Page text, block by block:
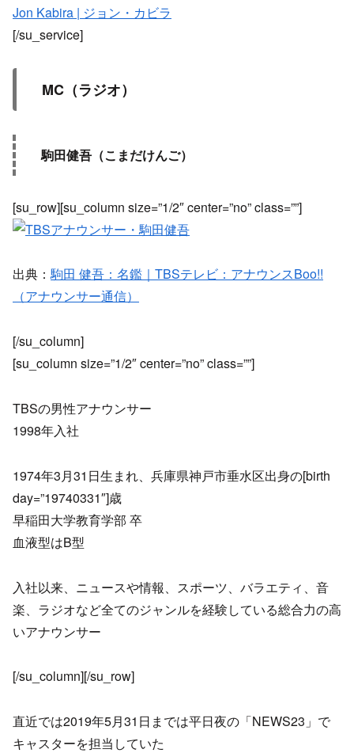
Jon Kabira | ジョン・カビラ
[/su_service]
MC（ラジオ）
駒田健吾（こまだけんご）
[su_row][su_column size=”1/2″ center=”no” class=””]
出典：駒田 健吾：名鑑｜TBSテレビ：アナウンスBoo!!
（アナウンサー通信）
[/su_column]
[su_column size=”1/2″ center=”no” class=””]
TBSの男性アナウンサー
1998年入社
1974年3月31日生まれ、兵庫県神戸市垂水区出身の[birth
day=”19740331″]歳
早稲田大学教育学部 卒
血液型はB型
入社以来、ニュースや情報、スポーツ、バラエティ、音
楽、ラジオなど全てのジャンルを経験している総合力の高
いアナウンサー
[/su_column][/su_row]
直近では2019年5月31日までは平日夜の「NEWS23」で
キャスターを担当していた